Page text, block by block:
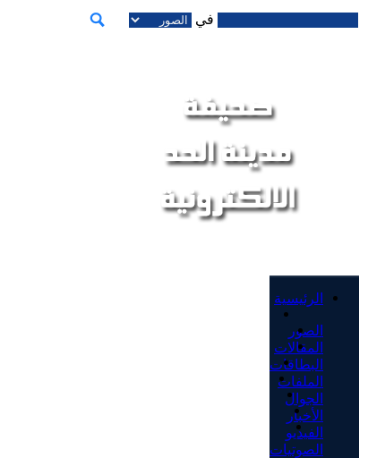
في
الرئيسية
الصور
المقالات
البطاقات
الملفات
الجوال
الأخبار
الفيديو
الصوتيات